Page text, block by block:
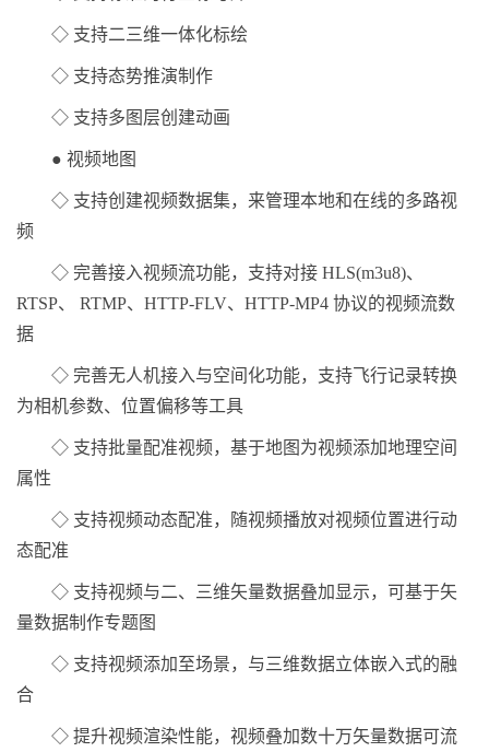
◇ 支持二三维一体化标绘
◇ 支持态势推演制作
◇ 支持多图层创建动画
● 视频地图
◇ 支持创建视频数据集，来管理本地和在线的多路视
频
◇ 完善接入视频流功能，支持对接 HLS(m3u8)、
RTSP、 RTMP、HTTP-FLV、HTTP-MP4 协议的视频流数
据
◇ 完善无人机接入与空间化功能，支持飞行记录转换
为相机参数、位置偏移等工具
◇ 支持批量配准视频，基于地图为视频添加地理空间
属性
◇ 支持视频动态配准，随视频播放对视频位置进行动
态配准
◇ 支持视频与二、三维矢量数据叠加显示，可基于矢
量数据制作专题图
◇ 支持视频添加至场景，与三维数据立体嵌入式的融
合
◇ 提升视频渲染性能，视频叠加数十万矢量数据可流